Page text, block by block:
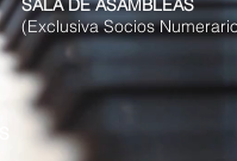
SALA DE ASAMBLEAS
(Exclusiva Socios